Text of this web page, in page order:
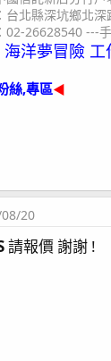
台北縣深坑鄉北深
02-26628540 ---
海洋夢冒險 工
絲,專區◀
20
請報價 謝謝 !